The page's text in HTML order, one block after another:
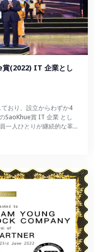
(2022) IT 企業とし
おり、設立からわずか4
SaoKhue賞 IT 企業 とし
一人ひとりが継続的な革
したことの証でもあるで